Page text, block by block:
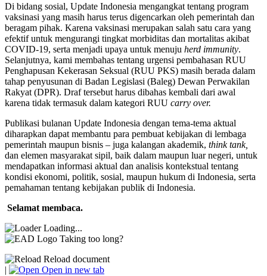
Di bidang sosial, Update Indonesia mengangkat tentang program
vaksinasi yang masih harus terus digencarkan oleh pemerintah dan
beragam pihak. Karena vaksinasi merupakan salah satu cara yang
efektif untuk mengurangi tingkat morbiditas dan mortalitas akibat
COVID-19, serta menjadi upaya untuk menuju herd immunity.
Selanjutnya, kami membahas tentang urgensi pembahasan RUU
Penghapusan Kekerasan Seksual (RUU PKS) masih berada dalam
tahap penyusunan di Badan Legislasi (Baleg) Dewan Perwakilan
Rakyat (DPR). Draf tersebut harus dibahas kembali dari awal
karena tidak termasuk dalam kategori RUU carry over.
Publikasi bulanan Update Indonesia dengan tema-tema aktual
diharapkan dapat membantu para pembuat kebijakan di lembaga
pemerintah maupun bisnis – juga kalangan akademik, think tank,
dan elemen masyarakat sipil, baik dalam maupun luar negeri, untuk
mendapatkan informasi aktual dan analisis kontekstual tentang
kondisi ekonomi, politik, sosial, maupun hukum di Indonesia, serta
pemahaman tentang kebijakan publik di Indonesia.
Selamat membaca.
Loading...
Taking too long?
Reload document
|
Open in new tab